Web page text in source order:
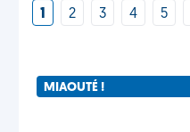
1 2 3 4 5
MIAOUTÉ !